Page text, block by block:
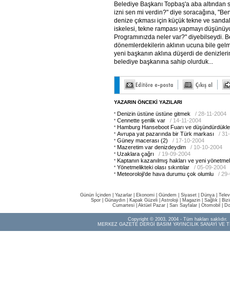
Belediye Başkanı Topbaş'a aba altından
izni sen mi verdin?" diye soracağına,
denize çıkması için küçük tekne ve
iskelesi, tekne rampası yapmayı
Programınızda neler var?" diyebilseydi.
dönemlerdekilerin aklının ucuna bile
yeni başkanın aklına düşerdi de
belediye başkanına sahip olurduk...
YAZARIN ÖNCEKİ YAZILARI
Denizin üstüne üstüne gitmek
/ 28-11-2004
Cennette şenlik var
/ 14-11-2004
Hamburg Hanseboot Fuarı ve
Avrupa yat pazarında bir Türk markası
/
Güney macerası (2)
/ 17-10-2004
Mazeretim var denizdeydim
/ 10-10-2004
Uzaklara çağrı
/ 19-09-2004
Kaptanın kazanılmış hakları ve yeni
Yönetmelikteki olası sıkıntılar
/ 05-09-2004
Meteoroloji'de hava durumu çok olumlu
/
Günün İçinden Yazarlar Ekonomi Gündem Siyaset Dünya |
Spor
Günaydın Kapak Güzeli Astroloji Magazin Sağlık
Cumartesi| Aktüel Pazar| Sarı Sayfalar| Otomobil
Copyright © 2003, 2004 - Tüm hakları saklıdır.
MERKEZ GAZETE DERGİ BASIM YAYINCILIK SANAYİ VE